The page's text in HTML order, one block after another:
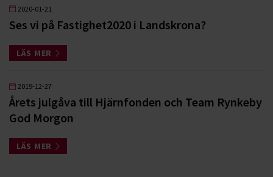
2020-01-21
Ses vi på Fastighet2020 i Landskrona?
LÄS MER
2019-12-27
Årets julgåva till Hjärnfonden och Team Rynkeby
God Morgon
LÄS MER